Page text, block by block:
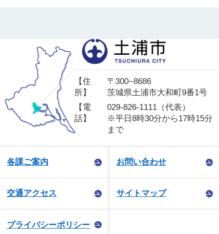
【住
所】
〒300−8686
茨城県土浦市大和町9番1号
【電
話】
029-826-1111（代表）
※平日8時30分から17時15分
まで
各課ご案内 お問い合わせ
交通アクセス サイトマップ
プライバシーポリシー